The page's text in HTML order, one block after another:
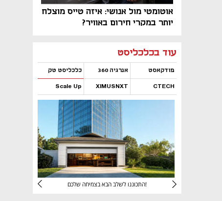
אוטומטי מול אנושי: איזה טייס מוצלח
יותר במקרי חירום באוויר?
עוד בכלכליסט
פודקאסט אנרגיה 360 כלכליסט טק
CTECH
XIMUSNXT
Scale Up
נפתח בכרטיסייה חדשה
התכוננו לשלב הבא בצמיחה שלכם!
נפתח בכרטיסייה חדשה